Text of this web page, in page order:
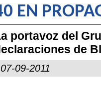
EN
portavoz del
de
| 07-09-2011